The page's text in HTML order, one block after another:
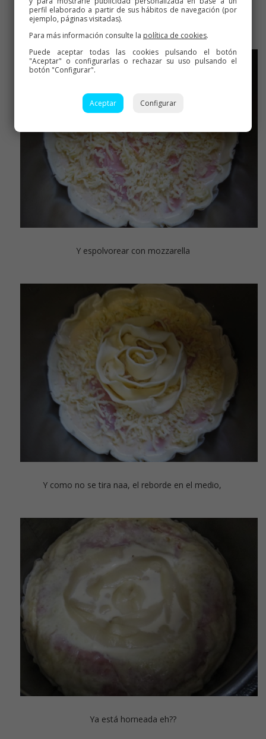
Volcamos sobre la quiche
Y espolvorear con mozzarella
Y como no se tira naa, el reborde en el medio,
Ya está horneada eh??
perfil elaborado a partir de sus hábitos de navegación (por
ejemplo, páginas visitadas).
Para más información consulte la política de cookies.
Puede aceptar todas las cookies pulsando el botón
"Aceptar" o configurarlas o rechazar su uso pulsando el
botón "Configurar".
Aceptar Configurar